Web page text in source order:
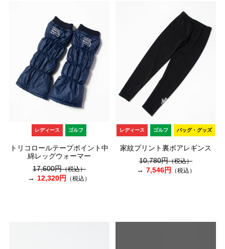
レディース ゴルフ
トリコロールテープポイント中
綿レッグウォーマー
17,600円（税込）
12,320円 （税込）
レディース ゴルフ バッグ・グッズ
家紋プリント裏ボアレギンス
10,780円（税込）
7,546円 （税込）